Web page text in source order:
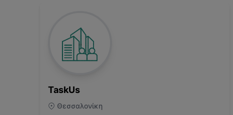
TaskUs
Θεσσαλονίκη